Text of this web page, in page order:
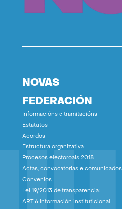
NOVAS
FEDERACIÓN
Informacións e tramitacións
Estatutos
Acordos
Estructura organizativa
Procesos electoroais 2018
Actas, convocatorias e comunicados
Convenios
Lei 19/2013 de transparencia:
ART 6 información instituticional